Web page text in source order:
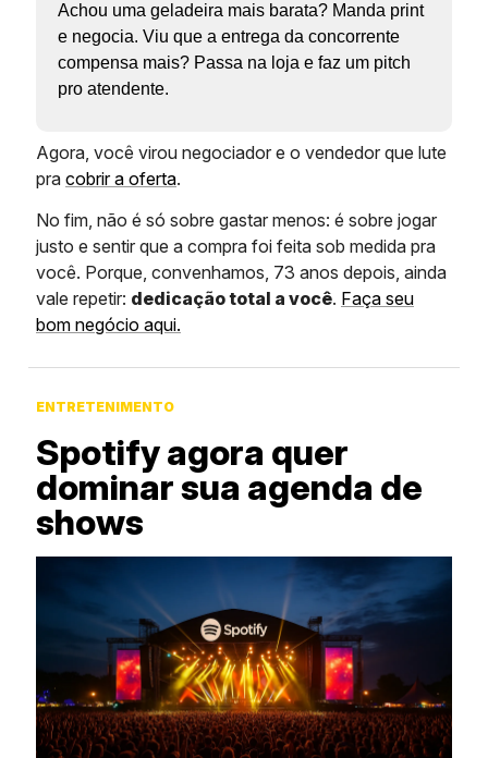
Achou uma geladeira mais barata? Manda print
e negocia. Viu que a entrega da concorrente
compensa mais? Passa na loja e faz um pitch
pro atendente.
Agora, você virou negociador e o vendedor que lute
pra cobrir a oferta.
No fim, não é só sobre gastar menos: é sobre jogar
justo e sentir que a compra foi feita sob medida pra
você. Porque, convenhamos, 73 anos depois, ainda
vale repetir: dedicação total a você. Faça seu
bom negócio aqui.
ENTRETENIMENTO
Spotify agora quer
dominar sua agenda de
shows